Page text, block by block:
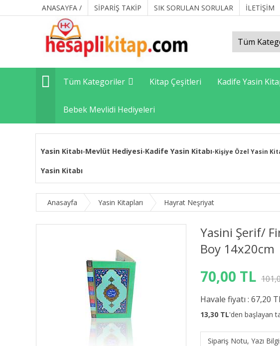
ANASAYFA / SİPARİŞ TAKİP SIK SORULAN SORULAR İLETİŞİM
Tüm Kategoriler Kitap Çeşitleri Kadife Yasin
Bebek Mevlidi Hediyeleri
Yasin Kitabı-Mevlüt Hediyesi-Kadife Yasin Kitabı-Kişiye Özel Yasin
Yasin Kitabı
Anasayfa Yasin Kitapları Hayrat Neşriyat
Yasini Şerif/
Boy 14x20cm
70,00 TL
Havale fiyatı : 67,20
13,30 TL'den başlayan
Sipariş Notu, Yazı